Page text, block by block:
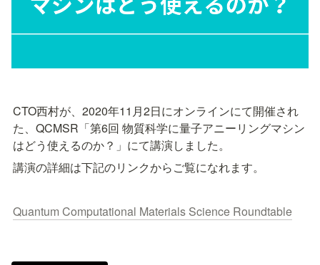
CTO西村が、2020年11月2日にオンラインにて開催され
た、QCMSR「第6回 物質科学に量子アニーリングマシン
はどう使えるのか？」にて講演しました。
講演の詳細は下記のリンクからご覧になれます。
Quantum Computational Materials Science Roundtable